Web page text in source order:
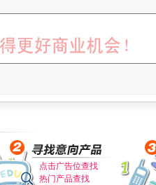
点击广告位查找
热门产品查找